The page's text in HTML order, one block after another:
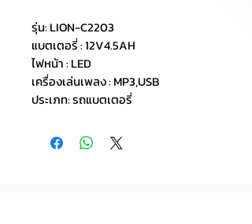
รุ่น: LION-C2203
แบตเตอรี่ : 12V4.5AH
ไฟหน้า : LED
เครื่องเล่นเพลง : MP3,USB
ประเภท: รถแบตเตอรี่